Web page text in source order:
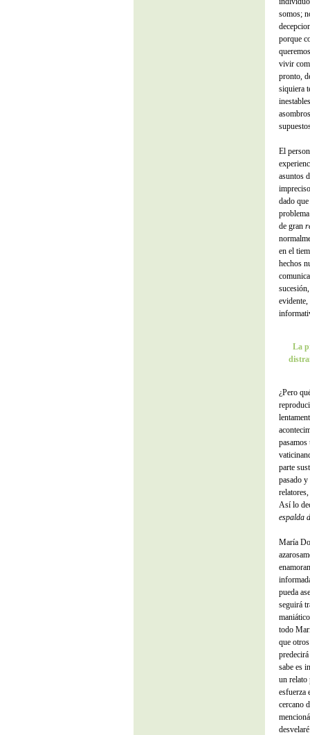
somos;
porque
vivir
pronto,
siquiera
El
asuntos
dado
de gran
en el
hechos
La
¿Pero
pasamos
parte
pasado
Así lo
espalda
María
pueda
seguirá
todo
que
sabe es
un relato
esfuerza
cercano